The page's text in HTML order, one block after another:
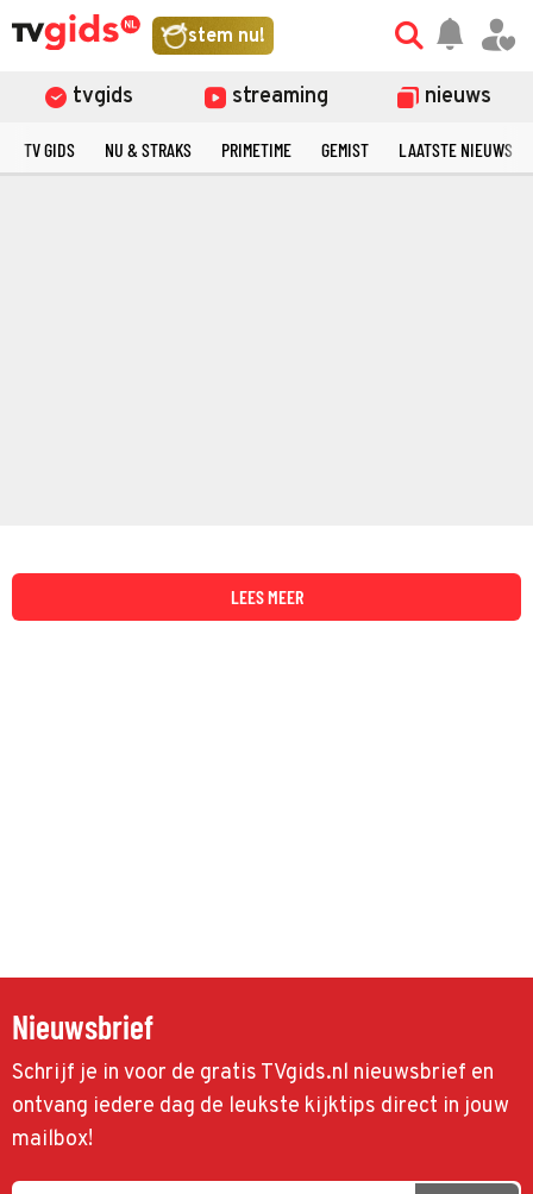
stem nu!
tvgids streaming nieuws
TV GIDS NU & STRAKS PRIMETIME GEMIST LAATSTE NIEUWS
LEES MEER
Nieuwsbrief
Schrijf je in voor de gratis TVgids.nl nieuwsbrief en
ontvang iedere dag de leukste kijktips direct in jouw
mailbox!